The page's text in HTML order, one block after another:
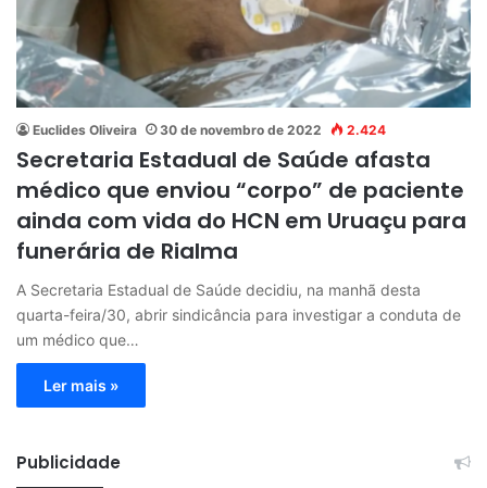
Euclides Oliveira 30 de novembro de 2022 2.424
Secretaria Estadual de Saúde afasta
médico que enviou “corpo” de paciente
ainda com vida do HCN em Uruaçu para
funerária de Rialma
A Secretaria Estadual de Saúde decidiu, na manhã desta
quarta-feira/30, abrir sindicância para investigar a conduta de
um médico que…
Ler mais »
Publicidade